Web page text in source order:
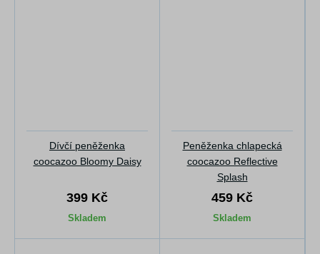
Dívčí peněženka
coocazoo Bloomy Daisy
399 Kč
Skladem
Peněženka chlapecká
coocazoo Reflective
Splash
459 Kč
Skladem